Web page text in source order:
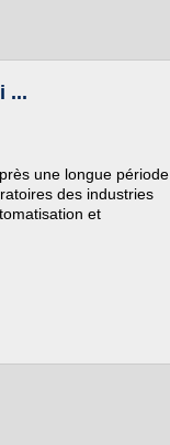
...
une longue période
des industries
et